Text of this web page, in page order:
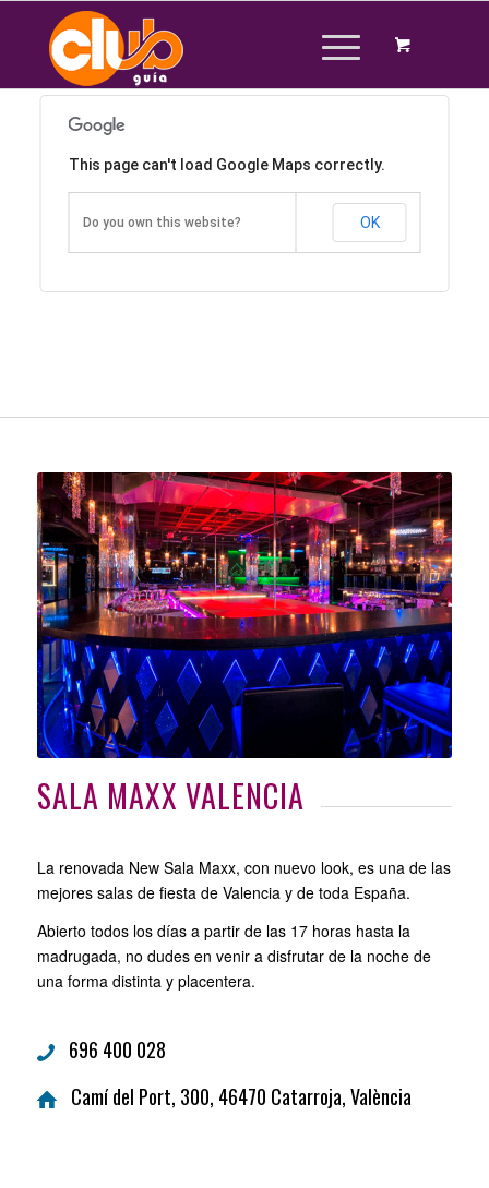
This page can't load Google Maps correctly.
Do you own this website? OK
SALA MAXX VALENCIA
La renovada New Sala Maxx, con nuevo look, es una de las
mejores salas de fiesta de Valencia y de toda España.
Abierto todos los días a partir de las 17 horas hasta la
madrugada, no dudes en venir a disfrutar de la noche de
una forma distinta y placentera.
696 400 028
Camí del Port, 300, 46470 Catarroja, València